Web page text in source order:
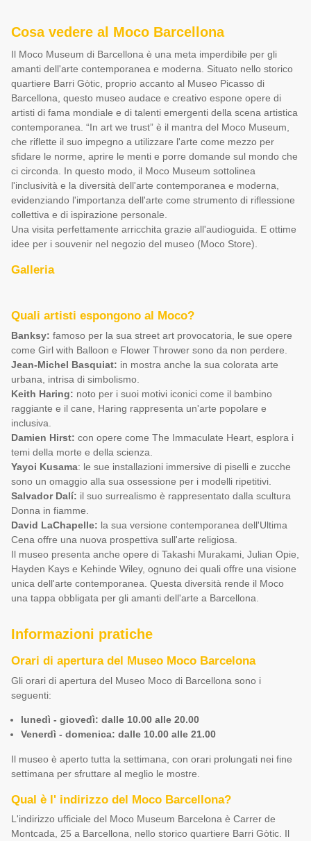
Cosa vedere al Moco Barcellona
Il Moco Museum di Barcellona è una meta imperdibile per gli
amanti dell'arte contemporanea e moderna. Situato nello storico
quartiere Barri Gòtic, proprio accanto al Museo Picasso di
Barcellona, questo museo audace e creativo espone opere di
artisti di fama mondiale e di talenti emergenti della scena artistica
contemporanea. “In art we trust” è il mantra del Moco Museum,
che riflette il suo impegno a utilizzare l'arte come mezzo per
sfidare le norme, aprire le menti e porre domande sul mondo che
ci circonda. In questo modo, il Moco Museum sottolinea
l'inclusività e la diversità dell'arte contemporanea e moderna,
evidenziando l'importanza dell'arte come strumento di riflessione
collettiva e di ispirazione personale.
Una visita perfettamente arricchita grazie all'audioguida. E ottime
idee per i souvenir nel negozio del museo (Moco Store).
Galleria
Quali artisti espongono al Moco?
Banksy: famoso per la sua street art provocatoria, le sue opere
come Girl with Balloon e Flower Thrower sono da non perdere.
Jean-Michel Basquiat: in mostra anche la sua colorata arte
urbana, intrisa di simbolismo.
Keith Haring: noto per i suoi motivi iconici come il bambino
raggiante e il cane, Haring rappresenta un'arte popolare e
inclusiva.
Damien Hirst: con opere come The Immaculate Heart, esplora i
temi della morte e della scienza.
Yayoi Kusama: le sue installazioni immersive di piselli e zucche
sono un omaggio alla sua ossessione per i modelli ripetitivi.
Salvador Dalí: il suo surrealismo è rappresentato dalla scultura
Donna in fiamme.
David LaChapelle: la sua versione contemporanea dell'Ultima
Cena offre una nuova prospettiva sull'arte religiosa.
Il museo presenta anche opere di Takashi Murakami, Julian Opie,
Hayden Kays e Kehinde Wiley, ognuno dei quali offre una visione
unica dell'arte contemporanea. Questa diversità rende il Moco
una tappa obbligata per gli amanti dell'arte a Barcellona.
Informazioni pratiche
Orari di apertura del Museo Moco Barcelona
Gli orari di apertura del Museo Moco di Barcellona sono i
seguenti:
lunedì - giovedì: dalle 10.00 alle 20.00
Venerdì - domenica: dalle 10.00 alle 21.00
Il museo è aperto tutta la settimana, con orari prolungati nei fine
settimana per sfruttare al meglio le mostre.
Qual è l' indirizzo del Moco Barcellona?
L'indirizzo ufficiale del Moco Museum Barcelona è Carrer de
Montcada, 25 a Barcellona, nello storico quartiere Barri Gòtic. Il